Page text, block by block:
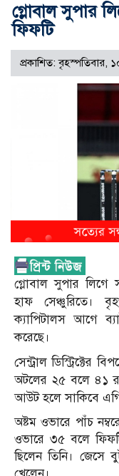
গ্লোবাল সুপার
ফিফটি
প্রকাশিত: বৃহস্পতিবার,
গ্লোবাল সুপার লিগে
হাফ সেঞ্চুরিতে।
ক্যাপিটালস আগে
করেছে।
সেন্ট্রাল ডিস্ট্রিক্টের
অটলের ২৫ বলে ৪১
আউট হলে সাকিবে
অষ্টম ওভারে পাঁচ
ওভারে ৩৫ বলে
ছিলেন তিনি। জেসে